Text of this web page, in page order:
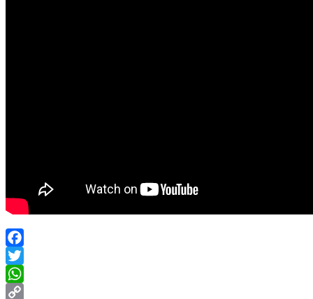
Facebook
Twitter
WhatsApp